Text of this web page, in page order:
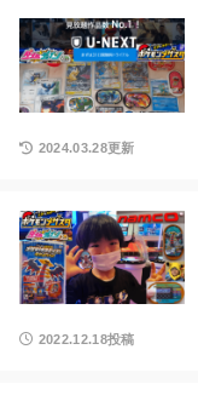
2024.03.28更新
2022.12.18投稿